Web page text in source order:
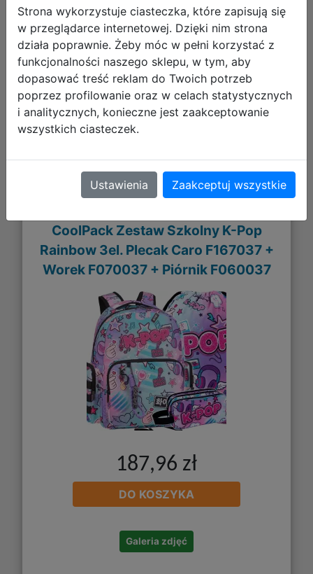
240,94 zł
DO KOSZYKA
Galeria zdjęć
CoolPack Zestaw Szkolny K-Pop
Rainbow 3el. Plecak Caro F167037 +
Worek F070037 + Piórnik F060037
187,96 zł
DO KOSZYKA
Galeria zdjęć
Strona wykorzystuje ciasteczka, które zapisują się
w przeglądarce internetowej. Dzięki nim strona
działa poprawnie. Żeby móc w pełni korzystać z
funkcjonalności naszego sklepu, w tym, aby
dopasować treść reklam do Twoich potrzeb
poprzez profilowanie oraz w celach statystycznych
i analitycznych, konieczne jest zaakceptowanie
wszystkich ciasteczek.
Ustawienia Zaakceptuj wszystkie